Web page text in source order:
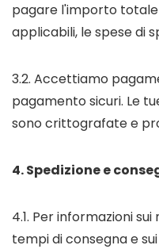
pagare l'importo
applicabili, le spese di
3.2. Accettiamo
pagamento sicuri. Le
sono crittografate e
4. Spedizione e
4.1. Per informazioni
tempi di consegna e